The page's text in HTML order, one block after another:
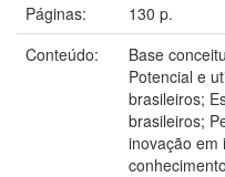
Páginas:
130 p.
Conteúdo:
Base
Potencial e
brasileiros;
brasileiros;
inovação em